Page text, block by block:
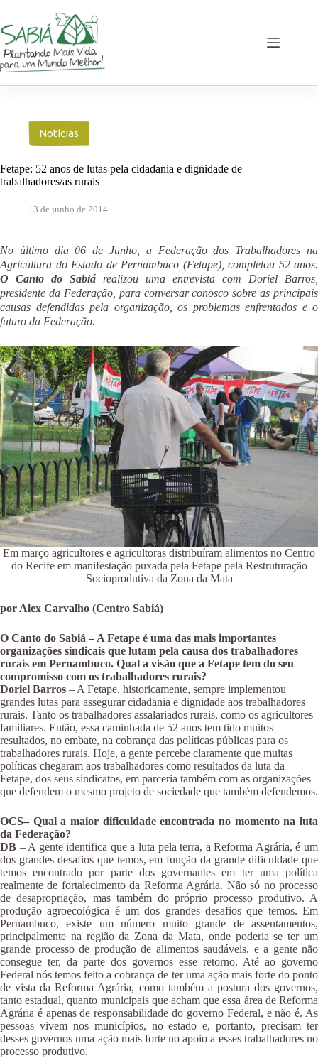
o
conteúdo
Notícias
Fetape: 52 anos de lutas pela cidadania e dignidade de
trabalhadores/as rurais
13 de junho de 2014
No último dia 06 de Junho, a Federação dos Trabalhadores na
Agricultura do Estado de Pernambuco (Fetape), completou 52 anos.
O Canto do Sabiá realizou uma entrevista com Doriel Barros,
presidente da Federação, para conversar conosco sobre as principais
causas defendidas pela organização, os problemas enfrentados e o
futuro da Federação.
Em março agricultores e agricultoras distribuíram alimentos no Centro
do Recife em manifestação puxada pela Fetape pela Restruturação
Socioprodutiva da Zona da Mata
por Alex Carvalho (Centro Sabiá)
O Canto do Sabiá – A Fetape é uma das mais importantes
organizações sindicais que lutam pela causa dos trabalhadores
rurais em Pernambuco. Qual a visão que a Fetape tem do seu
compromisso com os trabalhadores rurais?
Doriel Barros – A Fetape, historicamente, sempre implementou
grandes lutas para assegurar cidadania e dignidade aos trabalhadores
rurais. Tanto os trabalhadores assalariados rurais, como os agricultores
familiares. Então, essa caminhada de 52 anos tem tido muitos
resultados, no embate, na cobrança das políticas públicas para os
trabalhadores rurais. Hoje, a gente percebe claramente que muitas
políticas chegaram aos trabalhadores como resultados da luta da
Fetape, dos seus sindicatos, em parceria também com as organizações
que defendem o mesmo projeto de sociedade que também defendemos.
OCS– Qual a maior dificuldade encontrada no momento na luta
da Federação?
DB – A gente identifica que a luta pela terra, a Reforma Agrária, é um
dos grandes desafios que temos, em função da grande dificuldade que
temos encontrado por parte dos governantes em ter uma política
realmente de fortalecimento da Reforma Agrária. Não só no processo
de desapropriação, mas também do próprio processo produtivo. A
produção agroecológica é um dos grandes desafios que temos. Em
Pernambuco, existe um número muito grande de assentamentos,
principalmente na região da Zona da Mata, onde poderia se ter um
grande processo de produção de alimentos saudáveis, e a gente não
consegue ter, da parte dos governos esse retorno. Até ao governo
Federal nós temos feito a cobrança de ter uma ação mais forte do ponto
de vista da Reforma Agrária, como também a postura dos governos,
tanto estadual, quanto municipais que acham que essa área de Reforma
Agrária é apenas de responsabilidade do governo Federal, e não é. As
pessoas vivem nos municípios, no estado e, portanto, precisam ter
desses governos uma ação mais forte no apoio a esses trabalhadores no
processo produtivo.